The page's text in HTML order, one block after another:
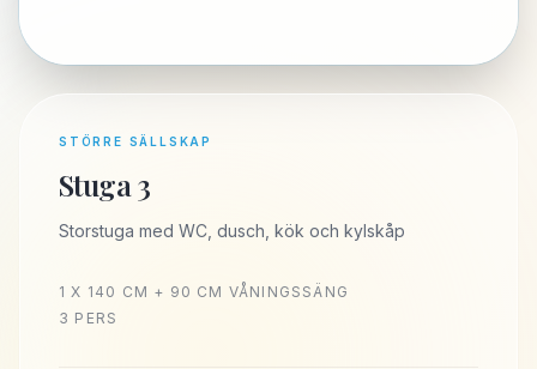
STÖRRE SÄLLSKAP
Stuga 3
Storstuga med WC, dusch, kök och kylskåp
1 X 140 CM + 90 CM VÅNINGSSÄNG
3 PERS